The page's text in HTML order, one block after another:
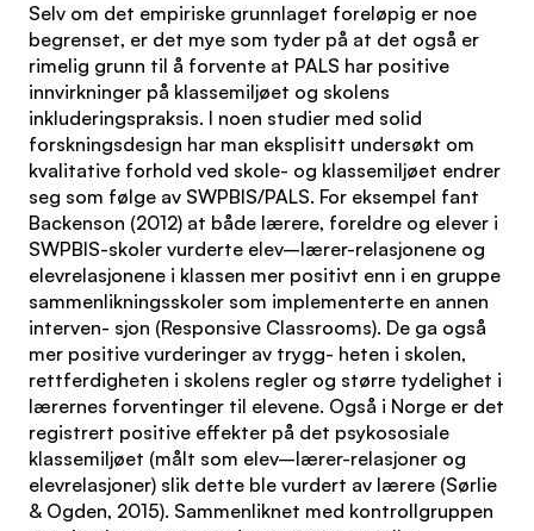
Selv om det empiriske grunnlaget foreløpig er noe
begrenset, er det mye som tyder på at det også er
rimelig grunn til å forvente at PALS har positive
innvirkninger på klassemiljøet og skolens
inkluderingspraksis. I noen studier med solid
forskningsdesign har man eksplisitt undersøkt om
kvalitative forhold ved skole- og klassemiljøet endrer
seg som følge av SWPBIS/PALS. For eksempel fant
Backenson (2012) at både lærere, foreldre og elever i
SWPBIS-skoler vurderte elev–lærer-relasjonene og
elevrelasjonene i klassen mer positivt enn i en gruppe
sammenlikningsskoler som implementerte en annen
interven- sjon (Responsive Classrooms). De ga også
mer positive vurderinger av trygg- heten i skolen,
rettferdigheten i skolens regler og større tydelighet i
lærernes forventinger til elevene. Også i Norge er det
registrert positive effekter på det psykososiale
klassemiljøet (målt som elev–lærer-relasjoner og
elevrelasjoner) slik dette ble vurdert av lærere (Sørlie
& Ogden, 2015). Sammenliknet med kontrollgruppen